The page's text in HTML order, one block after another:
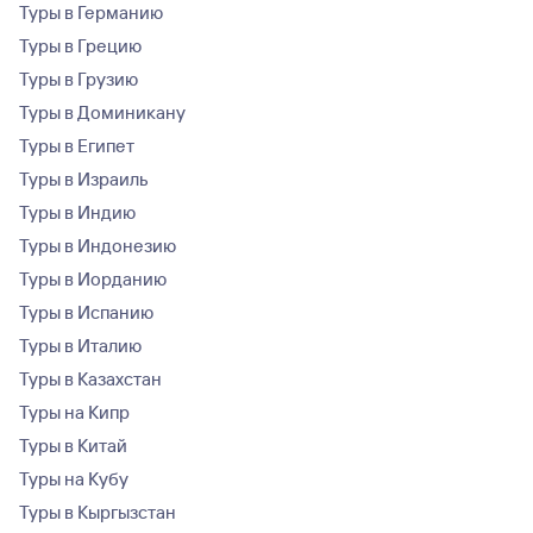
Туры в Германию
Туры в Грецию
Туры в Грузию
Туры в Доминикану
Туры в Египет
Туры в Израиль
Туры в Индию
Туры в Индонезию
Туры в Иорданию
Туры в Испанию
Туры в Италию
Туры в Казахстан
Туры на Кипр
Туры в Китай
Туры на Кубу
Туры в Кыргызстан